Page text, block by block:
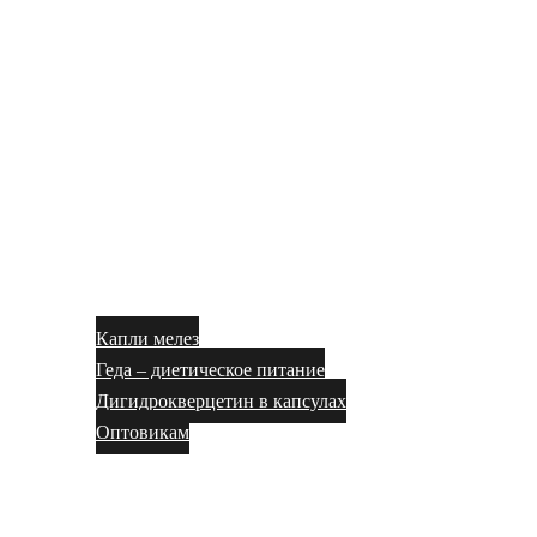
Капли мелез
Геда – диетическое питание
Дигидрокверцетин в капсулах
Оптовикам